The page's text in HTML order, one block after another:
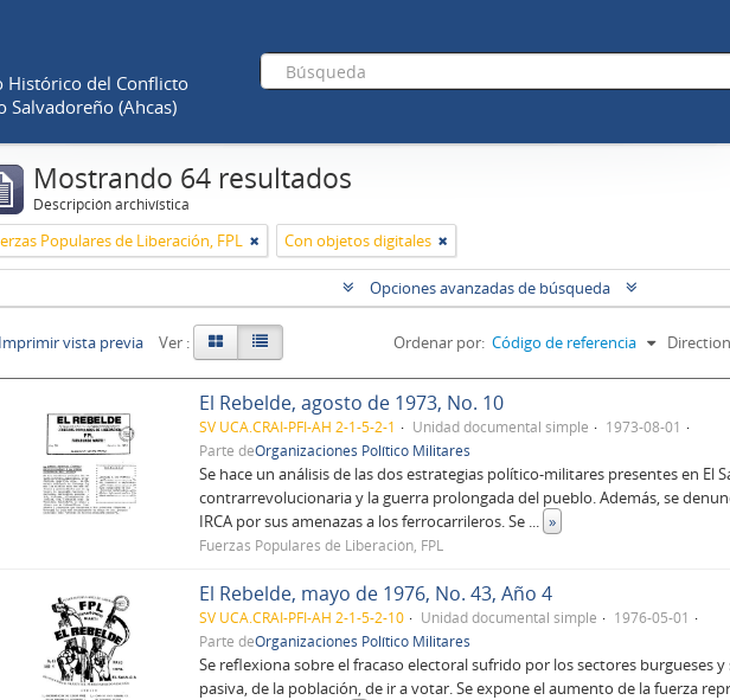
Histórico del Conflicto
Salvadoreño (Ahcas)
Mostrando 64 resultados
Descripción archivística
Populares de Liberación, FPL Con objetos digitales
Opciones avanzadas de búsqueda
Imprimir vista previa Ver : Ordenar por: Código de referencia
El Rebelde, agosto de 1973, No. 10
SV UCA.CRAI-PFI-AH 2-1-5-2-1 Unidad documental simple
1973-08-01
Parte deOrganizaciones Político Militares
Se hace un análisis de las dos estrategias político-militares presentes en El
contrarrevolucionaria y la guerra prolongada del pueblo. Además, se
IRCA por sus amenazas a los ferrocarrileros. Se ... »
Fuerzas Populares de Liberación, FPL
El Rebelde, mayo de 1976, No. 43, Año 4
SV UCA.CRAI-PFI-AH 2-1-5-2-10 Unidad documental simple
1976-05-01
Parte deOrganizaciones Político Militares
Se reflexiona sobre el fracaso electoral sufrido por los sectores burgueses
pasiva, de la población, de ir a votar. Se expone el aumento de la fuerza